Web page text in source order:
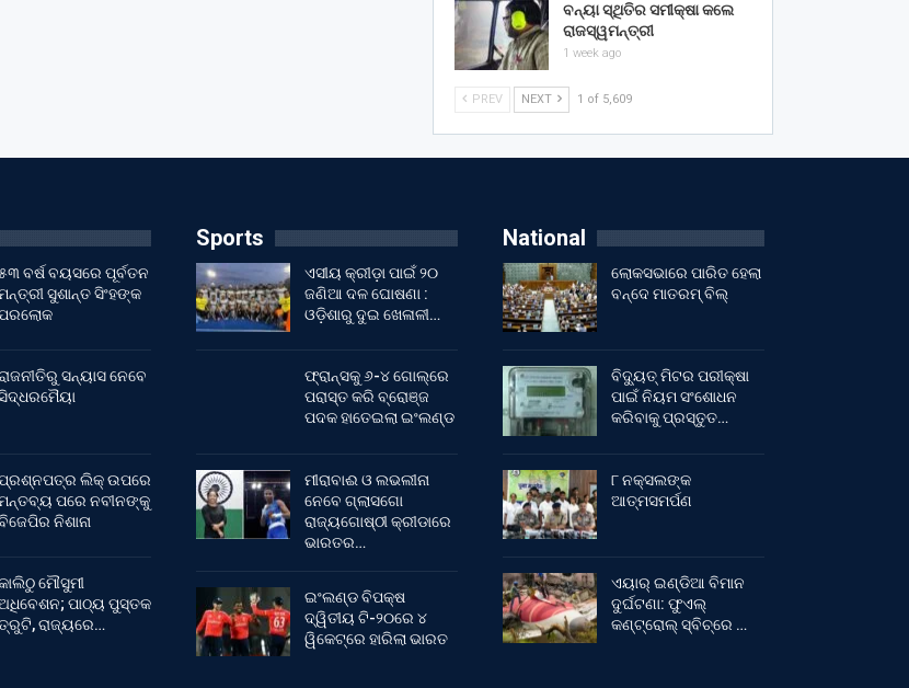
ବନ୍ୟା ସ୍ଥିତିର ସମୀକ୍ଷା କଲେ
ରାଜସ୍ୱମନ୍ତ୍ରୀ
1 week ago
PREV NEXT 1 of 5,609
ବର୍ଷ ବୟସରେ ପୂର୍ବତନ
ସୁଶାନ୍ତ ସିଂହଙ୍କ
ସନ୍ୟାସ ନେବେ
ଲିକ୍ ଉପରେ
ପରେ ନବୀନଙ୍କୁ
ନିଶାନା
ମୌସୁମୀ
ପାଠ୍ୟ ପୁସ୍ତକ
ରାଜ୍ୟରେ…
Sports
ଏସୀୟ କ୍ରୀଡ଼ା ପାଇଁ ୨୦
ଜଣିଆ ଦଳ ଘୋଷଣା :
ଓଡ଼ିଶାରୁ ଦୁଇ ଖେଳାଳୀ…
ଫ୍ରାନ୍ସକୁ ୬-୪ ଗୋଲ୍‌ରେ
ପରାସ୍ତ କରି ବ୍ରୋଞ୍ଜ
ପଦକ ହାତେଇଲା ଇଂଲଣ୍ଡ
ମୀରାବାଈ ଓ ଲଭଲୀନା
ନେବେ ଗ୍ଲାସଗୋ
ରାଜ୍ୟଗୋଷ୍ଠୀ କ୍ରୀଡାରେ
ଭାରତର…
ଇଂଲଣ୍ଡ ବିପକ୍ଷ
ଦ୍ୱିତୀୟ ଟି-୨୦ରେ ୪
ୱିକେଟ୍‌ରେ ହାରିଲା ଭାରତ
National
ଲୋକସଭାରେ ପାରିତ ହେଲା
ବନ୍ଦେ ମାତରମ୍‌ ବିଲ୍‌
ବିଦ୍ୟୁତ୍ ମିଟର ପରୀକ୍ଷା
ପାଇଁ ନିୟମ ସଂଶୋଧନ
କରିବାକୁ ପ୍ରସ୍ତୁତ…
୮ ନକ୍ସଲଙ୍କ
ଆତ୍ମସମର୍ପଣ
ଏୟାର୍ ଇଣ୍ଡିଆ ବିମାନ
ଦୁର୍ଘଟଣା: ଫୁଏଲ୍‌
କଣ୍ଟ୍ରୋଲ୍‌ ସ୍ବିଚ୍‌ରେ …